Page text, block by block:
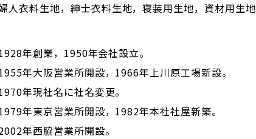
人衣料生地，紳士衣料生地，寝装用生地，資材用生地
年創業，1950年会社設立。
年大阪営業所開設，1966年上川原工場新設。
年現社名に社名変更。
年東京営業所開設，1982年本社社屋新築。
年西脇営業所開設。